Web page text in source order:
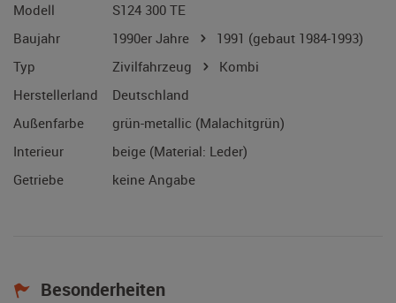
Modell
S124 300 TE
Baujahr
1990er Jahre 1991 (gebaut 1984-1993)
Typ
Zivilfahrzeug
Kombi
Herstellerland
Deutschland
Außenfarbe
grün-metallic (Malachitgrün)
Interieur
beige (Material: Leder)
Getriebe
keine Angabe
Besonderheiten